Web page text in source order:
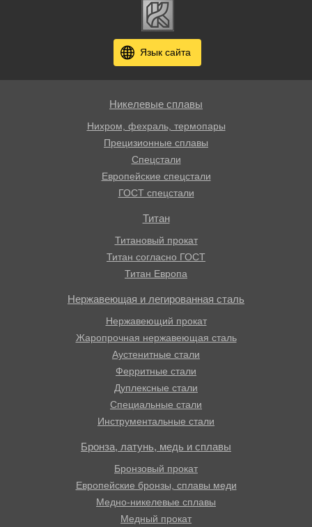
Язык сайта
Никелевые сплавы
Нихром, фехраль, термопары
Прецизионные сплавы
Спецстали
Европейские спецстали
ГОСТ спецстали
Титан
Титановый прокат
Титан согласно ГОСТ
Титан Европа
Нержавеющая и легированная сталь
Нержавеющий прокат
Жаропрочная нержавеющая сталь
Аустенитные стали
Ферритные стали
Дуплексные стали
Специальные стали
Инструментальные стали
Бронза, латунь, медь и сплавы
Бронзовый прокат
Европейские бронзы, сплавы меди
Медно-никелевые сплавы
Медный прокат